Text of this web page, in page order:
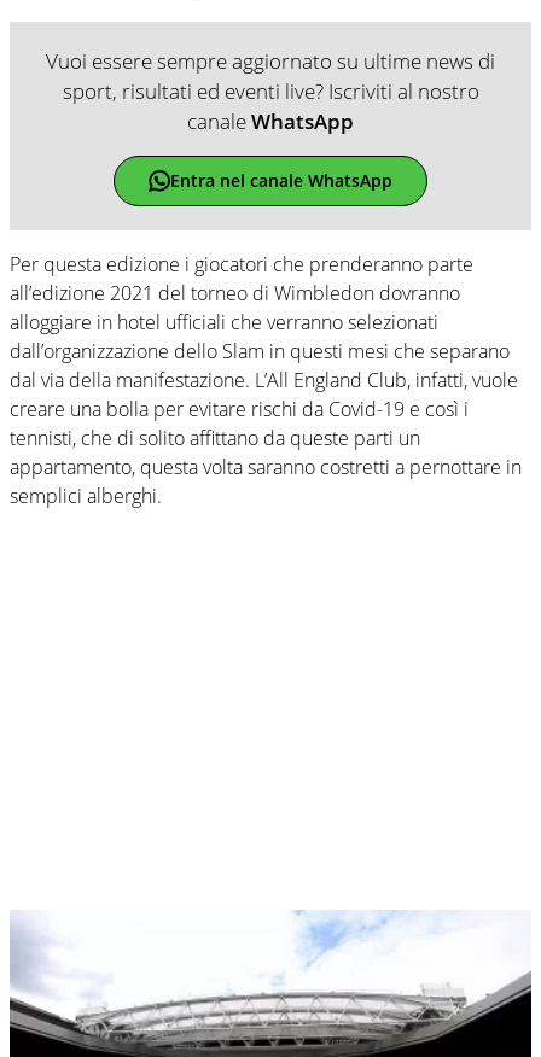
Vuoi essere sempre aggiornato su ultime news di
sport, risultati ed eventi live? Iscriviti al nostro
canaleWhatsApp
Entra nel canale WhatsApp
Per questa edizione i giocatori che prenderanno parte
all’edizione 2021 del torneo di Wimbledon dovranno
alloggiare in hotel ufficiali che verranno selezionati
dall’organizzazione dello Slam in questi mesi che separano
dal via della manifestazione. L’All England Club, infatti, vuole
creare una bolla per evitare rischi da Covid-19 e così i
tennisti, che di solito affittano da queste parti un
appartamento, questa volta saranno costretti a pernottare in
semplici alberghi.